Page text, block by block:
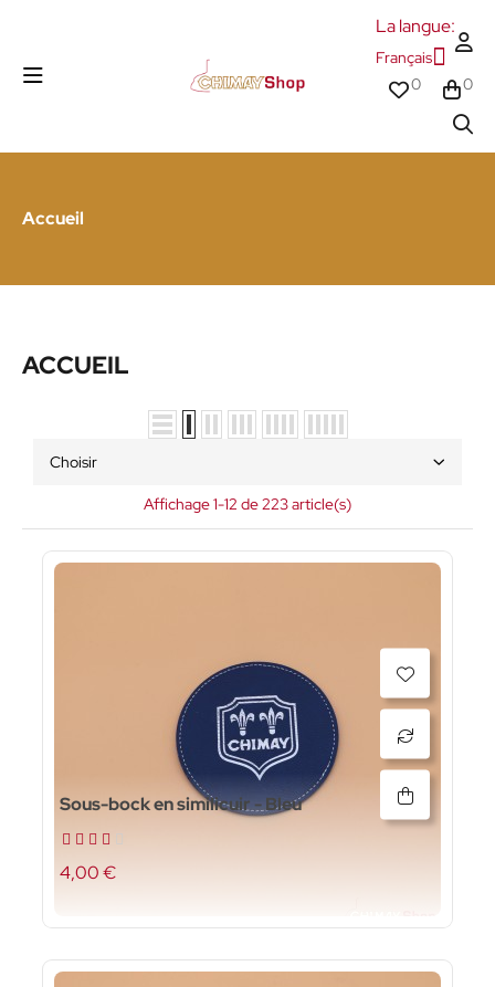
La langue:
Français
0
0
Accueil
ACCUEIL
Choisir
Affichage 1-12 de 223 article(s)
Sous-bock en similicuir - Bleu
4,00 €